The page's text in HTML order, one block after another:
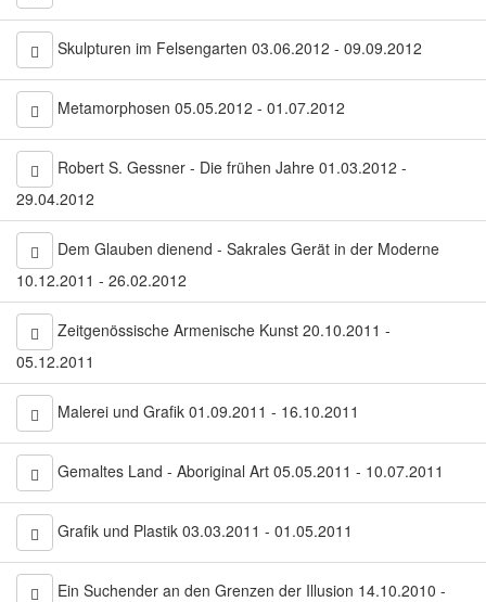
Skulpturen im Felsengarten 03.06.2012 - 09.09.2012
Metamorphosen 05.05.2012 - 01.07.2012
Robert S. Gessner - Die frühen Jahre 01.03.2012 -
29.04.2012
Dem Glauben dienend - Sakrales Gerät in der Moderne
10.12.2011 - 26.02.2012
Zeitgenössische Armenische Kunst 20.10.2011 -
05.12.2011
Malerei und Grafik 01.09.2011 - 16.10.2011
Gemaltes Land - Aboriginal Art 05.05.2011 - 10.07.2011
Grafik und Plastik 03.03.2011 - 01.05.2011
Ein Suchender an den Grenzen der Illusion 14.10.2010 -